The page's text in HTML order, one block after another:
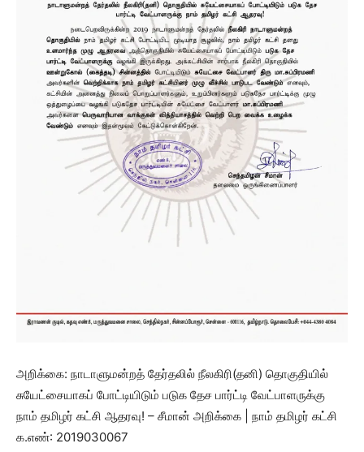
அறிக்கை: நாடாளுமன்றத் தேர்தலில் நீலகிரி(தனி) தொகுதியில்
சுயேட்சையாகப் போட்டியிடும் படுக தேச பார்ட்டி வேட்பாளருக்கு
நாம் தமிழர் கட்சி ஆதரவு! – சீமான் அறிக்கை | நாம் தமிழர் கட்சி
க.எண்: 2019030067